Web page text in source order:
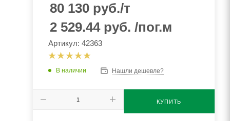
80 130руб./т
2 529.44 руб. /пог.м
Артикул: 42363
В наличии Нашли дешевле?
КУПИТЬ